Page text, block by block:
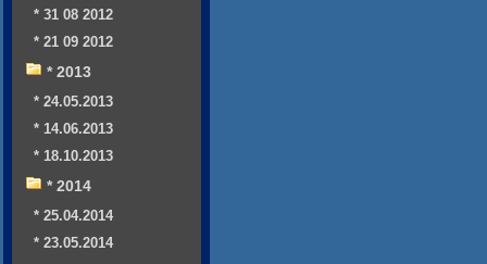
* 31 08 2012
* 21 09 2012
* 2013
* 24.05.2013
* 14.06.2013
* 18.10.2013
* 2014
* 25.04.2014
* 23.05.2014